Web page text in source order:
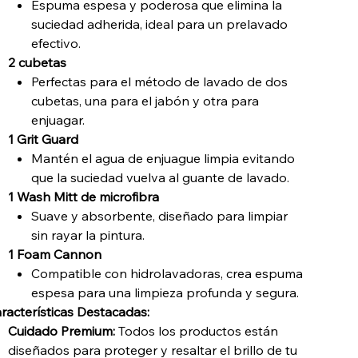
Espuma espesa y poderosa que elimina la
suciedad adherida, ideal para un prelavado
efectivo.
2 cubetas
Perfectas para el método de lavado de dos
cubetas, una para el jabón y otra para
enjuagar.
1 Grit Guard
Mantén el agua de enjuague limpia evitando
que la suciedad vuelva al guante de lavado.
1 Wash Mitt de microfibra
Suave y absorbente, diseñado para limpiar
sin rayar la pintura.
1 Foam Cannon
Compatible con hidrolavadoras, crea espuma
espesa para una limpieza profunda y segura.
Destacadas:
Cuidado Premium: Todos los productos están
diseñados para proteger y resaltar el brillo de tu